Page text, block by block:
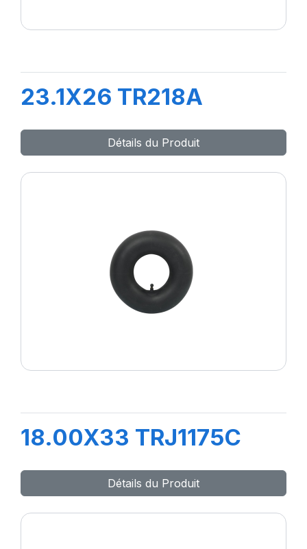
23.1X26 TR218A
Détails du Produit
18.00X33 TRJ1175C
Détails du Produit